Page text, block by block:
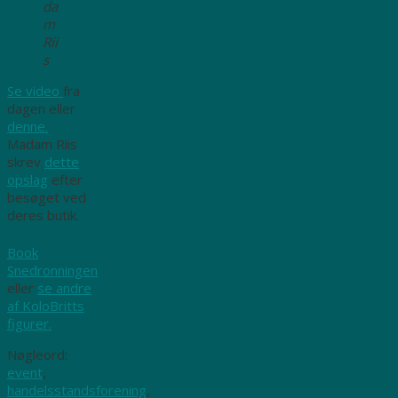
da
m
Rii
s
Se video fra
dagen eller
denne.
Madam Riis
skrev dette
opslag efter
besøget ved
deres butik.
Book
Snedronningen
eller se andre
af KoloBritts
figurer.
Nøgleord:
event,
handelsstandsforening,